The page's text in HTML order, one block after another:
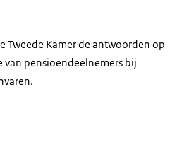
Tweede Kamer de antwoorden op
van pensioendeelnemers bij